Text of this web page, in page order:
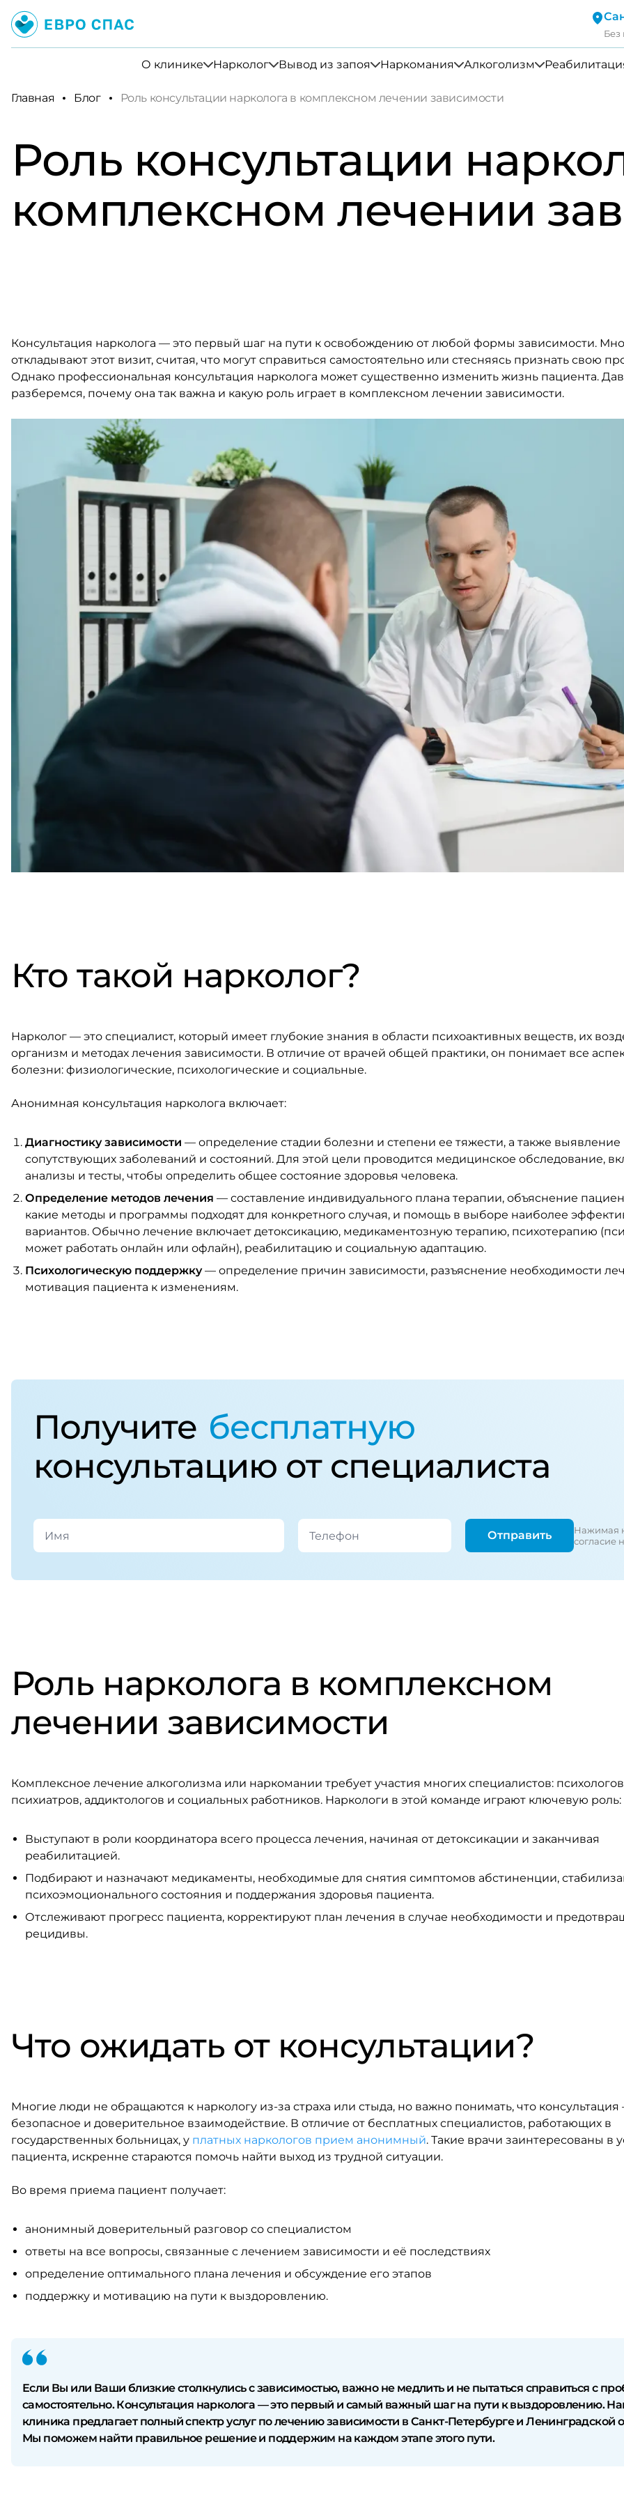
Без
О клинике Нарколог Вывод из запоя Наркомания Алкоголизм
Главная Блог Роль консультации нарколога в комплексном лечении зависимости
Роль консультации
комплексном лечении
Консультация нарколога — это первый шаг на пути к освобождению от любой формы зависимости.
откладывают этот визит, считая, что могут справиться самостоятельно или стесняясь признать свою
Однако профессиональная консультация нарколога может существенно изменить жизнь пациента.
разберемся, почему она так важна и какую роль играет в комплексном лечении зависимости.
Кто такой нарколог?
Нарколог — это специалист, который имеет глубокие знания в области психоактивных веществ, их
организм и методах лечения зависимости. В отличие от врачей общей практики, он понимает все
болезни: физиологические, психологические и социальные.
Анонимная консультация нарколога включает:
Диагностику зависимости — определение стадии болезни и степени ее тяжести, а также выявление
сопутствующих заболеваний и состояний. Для этой цели проводится медицинское обследование,
анализы и тесты, чтобы определить общее состояние здоровья человека.
Определение методов лечения — составление индивидуального плана терапии, объяснение
какие методы и программы подходят для конкретного случая, и помощь в выборе наиболее
вариантов. Обычно лечение включает детоксикацию, медикаментозную терапию, психотерапию
может работать онлайн или офлайн), реабилитацию и социальную адаптацию.
Психологическую поддержку— определение причин зависимости, разъяснение необходимости
мотивация пациента к изменениям.
Получите бесплатную
консультацию от специалиста
Отправить
Нажимая
согласие
Роль нарколога в комплексном
лечении зависимости
Комплексное лечение алкоголизма или наркомании требует участия многих специалистов:
психиатров, аддиктологов и социальных работников. Наркологи в этой команде играют ключевую роль:
Выступают в роли координатора всего процесса лечения, начиная от детоксикации и заканчивая
реабилитацией.
Подбирают и назначают медикаменты, необходимые для снятия симптомов абстиненции,
психоэмоционального состояния и поддержания здоровья пациента.
Отслеживают прогресс пациента, корректируют план лечения в случае необходимости и
рецидивы.
Что ожидать от консультации?
Многие люди не обращаются к наркологу из-за страха или стыда, но важно понимать, что консультация
безопасное и доверительное взаимодействие. В отличие от бесплатных специалистов, работающих в
государственных больницах, у платных наркологов прием анонимный. Такие врачи заинтересованы в
пациента, искренне стараются помочь найти выход из трудной ситуации.
Во время приема пациент получает:
анонимный доверительный разговор со специалистом
ответы на все вопросы, связанные с лечением зависимости и её последствиях
определение оптимального плана лечения и обсуждение его этапов
поддержку и мотивацию на пути к выздоровлению.
Если Вы или Ваши близкие столкнулись с зависимостью, важно не медлить и не пытаться справиться с
самостоятельно. Консультация нарколога — это первый и самый важный шаг на пути к выздоровлению.
клиника предлагает полный спектр услуг по лечению зависимости в Санкт-Петербурге и Ленинградской
Мы поможем найти правильное решение и поддержим на каждом этапе этого пути.